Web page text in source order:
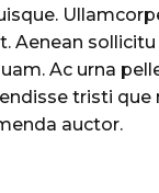
Aenean
Ac urna
tristi que
auctor.